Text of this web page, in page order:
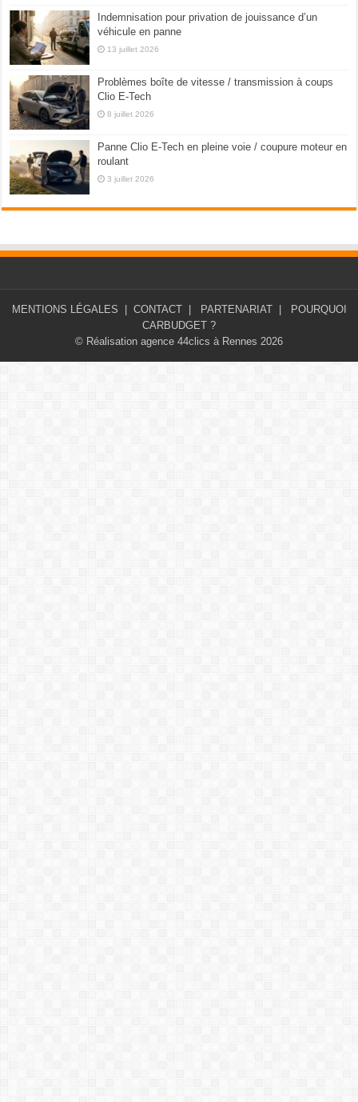
Indemnisation pour privation de jouissance d’un
véhicule en panne
13 juillet 2026
Problèmes boîte de vitesse / transmission à coups
Clio E-Tech
8 juillet 2026
Panne Clio E-Tech en pleine voie / coupure moteur en
roulant
3 juillet 2026
MENTIONS LÉGALES CONTACT| PARTENARIAT|
POURQUOI
CARBUDGET ?
© Réalisation agence 44clics à Rennes 2026